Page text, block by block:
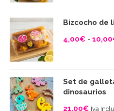
de
precios:
desde
4,00€
hasta
Bizcocho de
4,00€ - 10,00
Rango
de
precios:
desde
4,00€
Set de
dinosaurios
21,00€ Iva